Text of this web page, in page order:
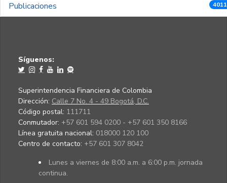
Publicaciones
Síguenos:
Superintendencia Financiera de Colombia
Dirección: Calle 7 No. 4 - 49 Bogotá, D.C.
Código postal: 111711
Conmutador: +57 601 594 0200 - +57 601 350 8166
Línea gratuita nacional: 018000 120 100
Centro de contacto: +57 601 307 8042
Lunes a viernes de 8:00 a.m. a 6:00 p.m. jornada
continua.